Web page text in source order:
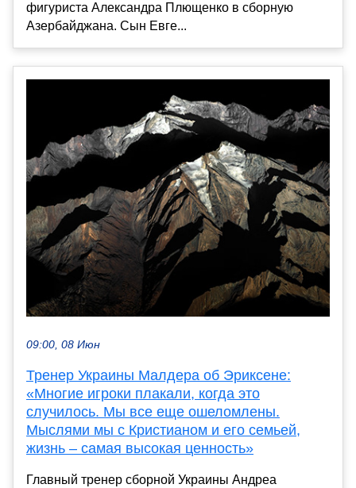
фигуриста Александра Плющенко в сборную
Азербайджана. Сын Евге...
09:00, 08 Июн
Тренер Украины Малдера об Эриксене:
«Многие игроки плакали, когда это
случилось. Мы все еще ошеломлены.
Мыслями мы с Кристианом и его семьей,
жизнь – самая высокая ценность»
Главный тренер сборной Украины Андреа